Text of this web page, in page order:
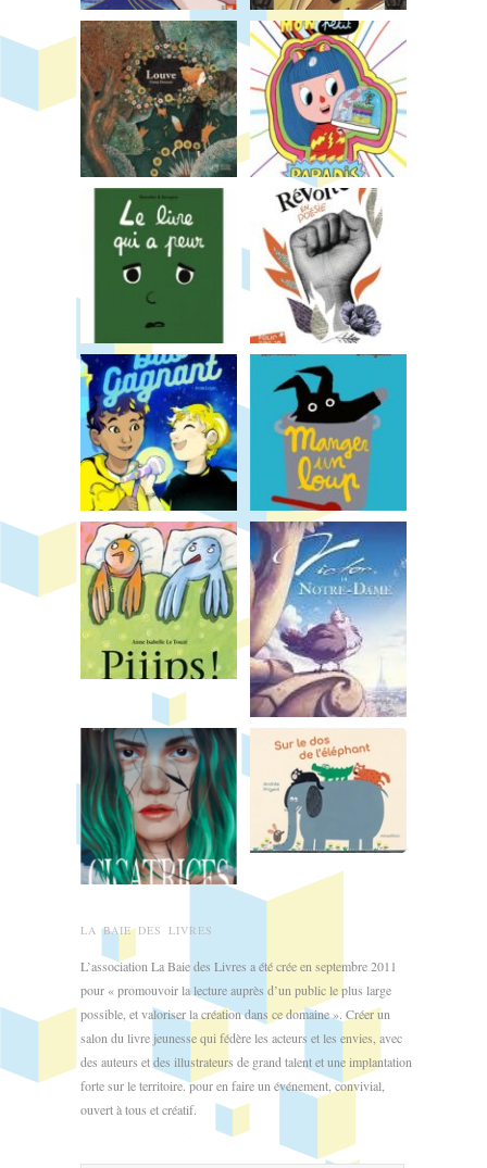
LA BAIE DES LIVRES
L’association La Baie des Livres a été crée en septembre 2011
pour « promouvoir la lecture auprès d’un public le plus large
possible, et valoriser la création dans ce domaine ». Créer un
salon du livre jeunesse qui fédère les acteurs et les envies, avec
des auteurs et des illustrateurs de grand talent et une implantation
forte sur le territoire. pour en faire un événement, convivial,
ouvert à tous et créatif.